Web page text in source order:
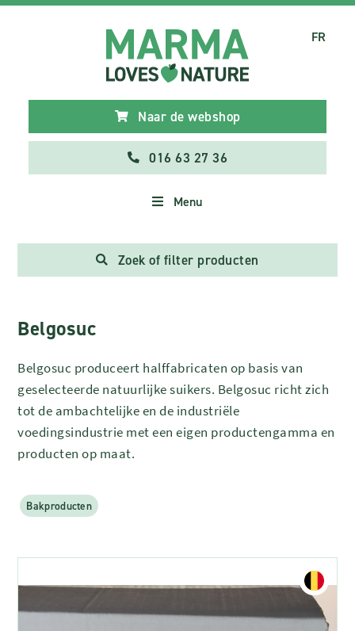
Naar de webshop
016 63 27 36
Menu
FR
Zoek of filter producten
Belgosuc
Belgosuc produceert halffabricaten op basis van
geselecteerde natuurlijke suikers. Belgosuc richt zich
tot de ambachtelijke en de industriële
voedingsindustrie met een eigen productengamma en
producten op maat.
Bakproducten